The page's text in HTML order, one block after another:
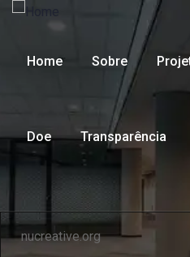
Home Sobre
Doe Transparência
nucreative.org